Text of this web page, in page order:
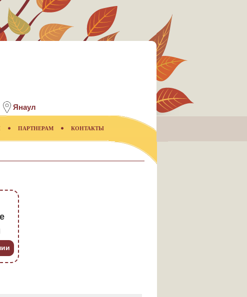
Янаул
ПАРТНЕРАМ КОНТАКТЫ